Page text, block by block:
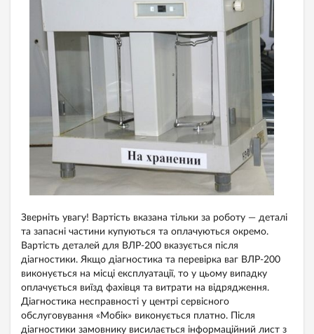
Зверніть увагу! Вартість вказана тільки за роботу — деталі
та запасні частини купуються та оплачуються окремо.
Вартість деталей для ВЛР-200 вказується після
діагностики. Якщо діагностика та перевірка ваг ВЛР-200
виконується на місці експлуатації, то у цьому випадку
оплачується виїзд фахівця та витрати на відрядження.
Діагностика несправності у центрі сервісного
обслуговування «Мобік» виконується платно. Після
діагностики замовнику висилається інформаційний лист з